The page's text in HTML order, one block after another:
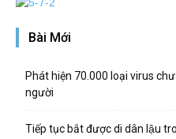
Bài Mới
Phát hiện 70.000 loại virus
người
Tiếp tục bắt được di dân lậu